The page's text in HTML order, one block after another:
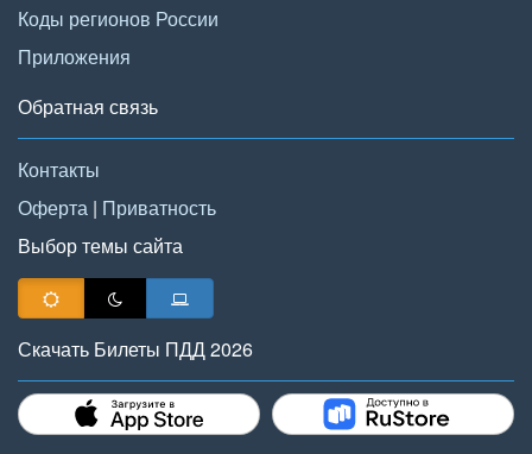
Коды регионов России
Приложения
Обратная связь
Контакты
Оферта | Приватность
Выбор темы сайта
Скачать Билеты ПДД 2026